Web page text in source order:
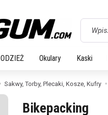
Wyszukaj
ODZIEŻ Okulary Kaski
Sakwy, Torby, Plecaki, Kosze, Kufry
Bikepacking